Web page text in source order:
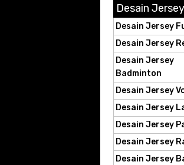
Desain Jersey
Desain Jersey
Desain Jersey
Desain Jersey
Badminton
Desain Jersey
Desain Jersey
Desain Jersey
Desain Jersey
Desain Jersey